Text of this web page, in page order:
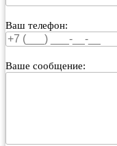
Ваш телефон:
Ваше сообщение: